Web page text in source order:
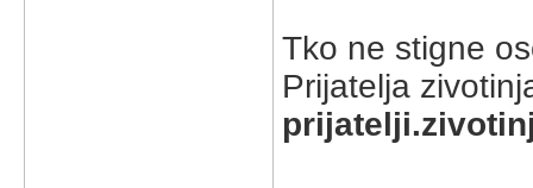
Tko ne stigne
Prijatelja